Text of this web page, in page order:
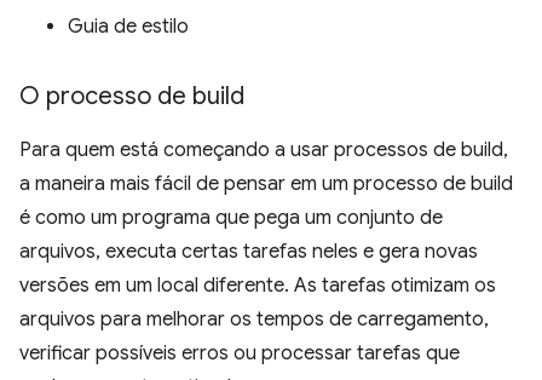
Guia de estilo
O processo de build
Para quem está começando a usar processos de build,
a maneira mais fácil de pensar em um processo de build
é como um programa que pega um conjunto de
arquivos, executa certas tarefas neles e gera novas
versões em um local diferente. As tarefas otimizam os
arquivos para melhorar os tempos de carregamento,
verificar possíveis erros ou processar tarefas que